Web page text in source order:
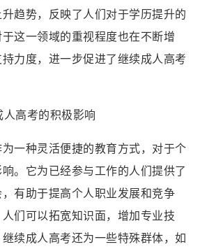
趋势，反映了人们对于学历提升的
这一领域的重视程度也在不断增
力度，进一步促进了继续成人高考
高考的积极影响
一种灵活便捷的教育方式，对于个
。它为已经参与工作的人们提供了
有助于提高个人职业发展和竞争
们可以拓宽知识面，增加专业技
续成人高考还为一些特殊群体，如